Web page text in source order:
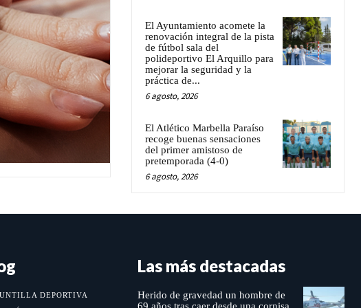
El Ayuntamiento acomete la
renovación integral de la pista
de fútbol sala del
polideportivo El Arquillo para
mejorar la seguridad y la
práctica de...
6 agosto, 2026
El Atlético Marbella Paraíso
recoge buenas sensaciones
del primer amistoso de
pretemporada (4-0)
6 agosto, 2026
DEPORTIVA
Las más destacadas
Herido de gravedad un hombre de